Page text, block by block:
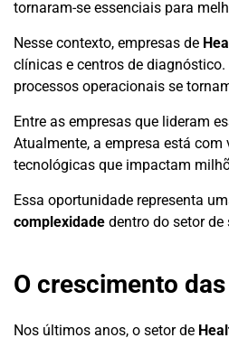
tornaram-se essenciais para
Nesse contexto, empresas de
clínicas e centros de
processos operacionais se
Entre as empresas que lideram
Atualmente, a empresa está com
tecnológicas que impactam
Essa oportunidade representa
complexidade dentro do setor
O crescimento
Nos últimos anos, o setor de